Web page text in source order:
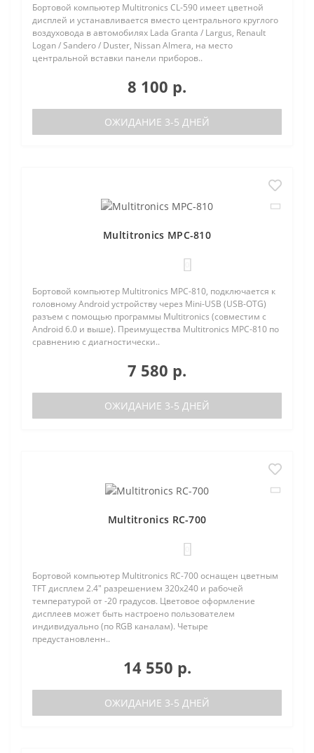
Бортовой компьютер Multitronics CL-590 имеет цветной
дисплей и устанавливается вместо центрального круглого
воздуховода в автомобилях Lada Granta / Largus, Renault
Logan / Sandero / Duster, Nissan Almera, на место
центральной вставки панели приборов..
8 100 р.
ОЖИДАНИЕ 3-5 ДНЕЙ
Multitronics MPC-810
Бортовой компьютер Multitronics MPC-810, подключается к
головному Android устройству через Mini-USB (USB-OTG)
разъем с помощью программы Multitronics (совместим с
Android 6.0 и выше). Преимущества Multitronics MPC-810 по
сравнению с диагностически..
7 580 р.
ОЖИДАНИЕ 3-5 ДНЕЙ
Multitronics RC-700
Бортовой компьютер Multitronics RC-700 оснащен цветным
TFT дисплем 2.4" разрешением 320х240 и рабочей
температурой от -20 градусов. Цветовое оформление
дисплеев может быть настроено пользователем
индивидуально (по RGB каналам). Четыре
предустановленн..
14 550 р.
ОЖИДАНИЕ 3-5 ДНЕЙ